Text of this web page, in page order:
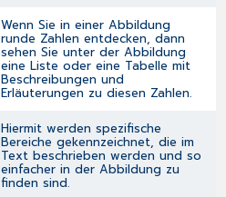
Wenn Sie in einer Abbildung
runde Zahlen entdecken, dann
sehen Sie unter der Abbildung
eine Liste oder eine Tabelle mit
Beschreibungen und
Erläuterungen zu diesen Zahlen.
Hiermit werden spezifische
Bereiche gekennzeichnet, die im
Text beschrieben werden und so
einfacher in der Abbildung zu
finden sind.